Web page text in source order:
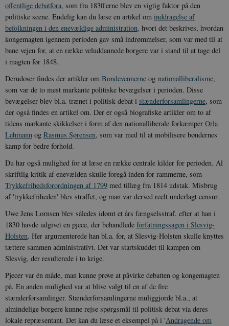
offentlige debatfora, som fra 1830'erne blev en vigtig faktor på den
politiske scene. Endelig kan du læse en artikel om inddragelse af
befolkningen i den enevældige administration, hvori det beskrives, hvordan
kongemagten igennem perioden gav små indrømmelser, som var med til at
bane vejen for, at en række veluddannede borgere var i stand til at tage del
i magten før 1848.
Derudover findes der artikler om Bondevennerne og nationalliberalisme,
som var de to mest markante politiske bevægelser i perioden. Disse
bevægelser blev bl.a. trænet i politisk debat i stænderforsamlingerne, som
der også findes en artikel om. Der er også biografiske artikler om to af
tidens markante skikkelser i form af den nationalliberale forkæmper Orla
Lehmann og Rasmus Sørensen, som var med til at mobilisere bøndernes
kamp for bedre forhold.
Du har også mulighed for at læse en række centrale kilder for perioden. Al
skriftlig kritik af enevælden skulle foregå inden for rammerne, som
Trykkefrihedsforordningen af 1799 med tillæg fra 1814 udstak. Misbrug
af 'trykkefriheden' blev straffet, og man var derved reelt underlagt censur.
Uwe Jens Lornsen blev således idømt et års fængselsstraf, efter at han i
1830 havde udgivet en pjece, der behandlede forfatningssagen i Slesvig-
Holsten. Her argumenterede han bl.a. for, at Slesvig-Holsten skulle knyttes
tættere sammen administrativt. Det var startskuddet til kampen om
Slesvig, der resulterede i to krige.
Pjecer var én måde, man kunne prøve at påvirke debatten og kongemagten
på. En anden mulighed var at blive valgt til en af de fire
stænderforsamlinger. Stænderforsamlingerne muliggjorde bl.a., at
almindelige borgere kunne rejse spørgsmål til politisk debat via deres
lokale repræsentant. Det kan du læse et eksempel på i 'Andragende om